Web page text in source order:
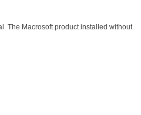
The Macrosoft product installed without